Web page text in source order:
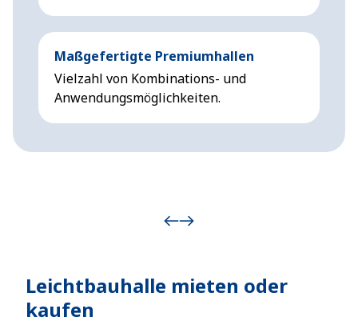
Maßgefertigte Premiumhallen
Vielzahl von Kombinations- und
Anwendungsmöglichkeiten.
Leichtbauhalle mieten oder
kaufen